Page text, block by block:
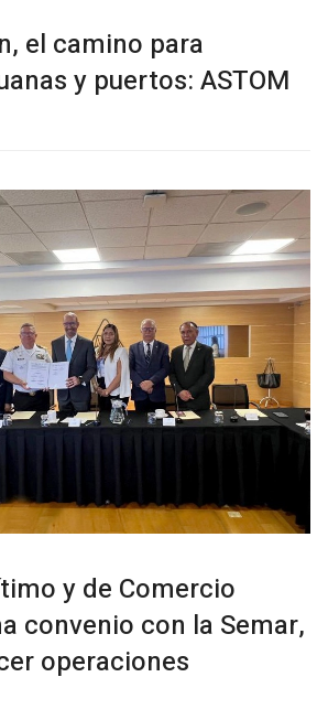
el camino para
y puertos: ASTOM
y de Comercio
convenio con la Semar,
operaciones